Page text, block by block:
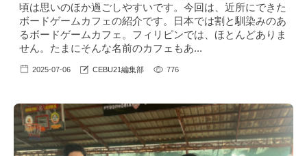
頃は思いのほか過ごしやすいです。今回は、近所にできた
ボードゲームカフェの紹介です。日本では割と馴染みのあ
るボードゲームカフェ。フィリピンでは、ほとんどありま
せん。たまにそんな名前のカフェもあ...
2025-07-06 CEBU21編集部 776